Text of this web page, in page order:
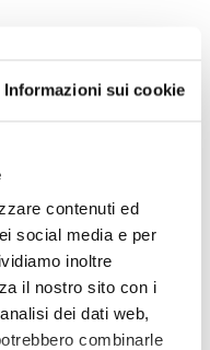
Informazioni sui cookie
contenuti ed
social media e per
inoltre
il nostro sito con i
dei dati web,
combinarle
resta la